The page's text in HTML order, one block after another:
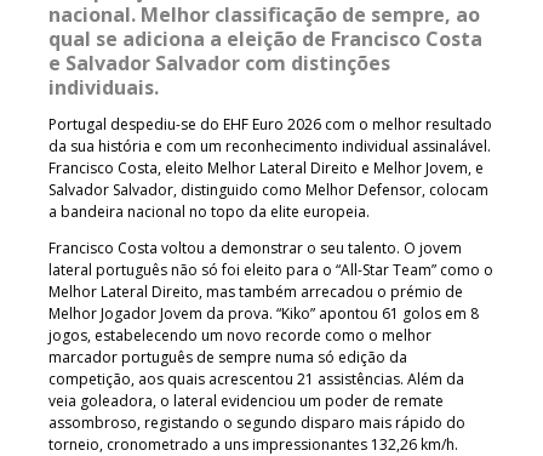
nacional. Melhor classificação de sempre, ao
qual se adiciona a eleição de Francisco Costa
e Salvador Salvador com distinções
individuais.
Portugal despediu-se do EHF Euro 2026 com o melhor resultado
da sua história e com um reconhecimento individual assinalável.
Francisco Costa, eleito Melhor Lateral Direito e Melhor Jovem, e
Salvador Salvador, distinguido como Melhor Defensor, colocam
a bandeira nacional no topo da elite europeia.
Francisco Costa voltou a demonstrar o seu talento. O jovem
lateral português não só foi eleito para o “All-Star Team” como o
Melhor Lateral Direito, mas também arrecadou o prémio de
Melhor Jogador Jovem da prova. “Kiko” apontou 61 golos em 8
jogos, estabelecendo um novo recorde como o melhor
marcador português de sempre numa só edição da
competição, aos quais acrescentou 21 assistências. Além da
veia goleadora, o lateral evidenciou um poder de remate
assombroso, registando o segundo disparo mais rápido do
torneio, cronometrado a uns impressionantes 132,26 km/h.